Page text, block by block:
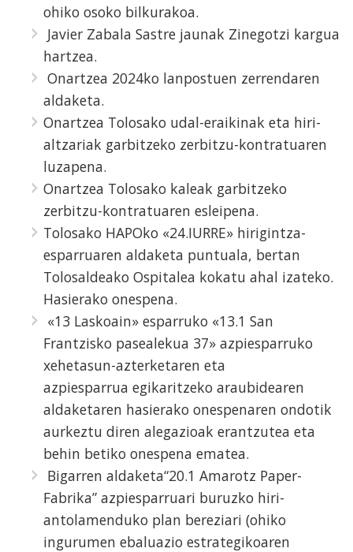
ohiko osoko bilkurakoa.
Javier Zabala Sastre jaunak Zinegotzi kargua
hartzea.
Onartzea 2024ko lanpostuen zerrendaren
aldaketa.
Onartzea Tolosako udal-eraikinak eta hiri-
altzariak garbitzeko zerbitzu-kontratuaren
luzapena.
Onartzea Tolosako kaleak garbitzeko
zerbitzu-kontratuaren esleipena.
Tolosako HAPOko «24.IURRE» hirigintza-
esparruaren aldaketa puntuala, bertan
Tolosaldeako Ospitalea kokatu ahal izateko.
Hasierako onespena.
«13 Laskoain» esparruko «13.1 San
Frantzisko pasealekua 37» azpiesparruko
xehetasun-azterketaren eta
azpiesparrua egikaritzeko araubidearen
aldaketaren hasierako onespenaren ondotik
aurkeztu diren alegazioak erantzutea eta
behin betiko onespena ematea.
Bigarren aldaketa“20.1 Amarotz Paper-
Fabrika” azpiesparruari buruzko hiri-
antolamenduko plan bereziari (ohiko
ingurumen ebaluazio estrategikoaren